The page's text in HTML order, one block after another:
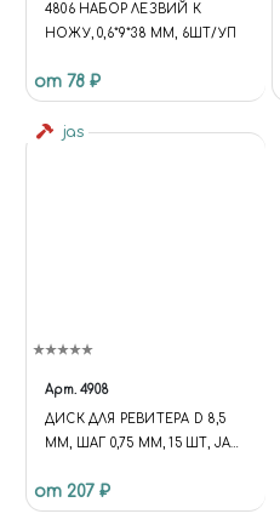
4806 НАБОР ЛЕЗВИЙ К
НОЖУ, 0,6*9*38 ММ, 6ШТ/УП
от 78 ₽
jas
Арт. 4908
ДИСК ДЛЯ РЕВИТЕРА D 8,5
ММ, ШАГ 0,75 ММ, 15 ШТ, JAS
от 207 ₽